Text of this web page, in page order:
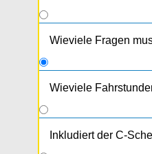
Wieviele Fragen
Wieviele
Noch kein B -
LKW alleine: 12C
Inkludiert der C-